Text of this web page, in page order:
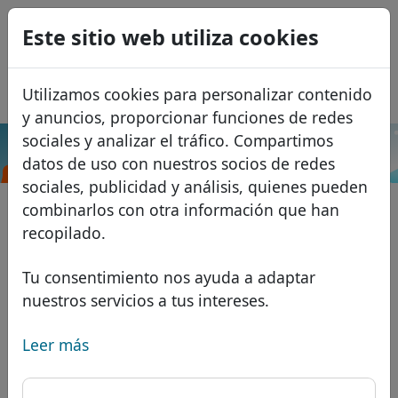
Este sitio web utiliza cookies
Utilizamos cookies para personalizar contenido
y anuncios, proporcionar funciones de redes
sociales y analizar el tráfico. Compartimos
datos de uso con nuestros socios de redes
sociales, publicidad y análisis, quienes pueden
combinarlos con otra información que han
recopilado.
Tu consentimiento nos ayuda a adaptar
nuestros servicios a tus intereses.
Leer más
Dominios
Base de datos de dominios
Dominios africanos
Dominios asiáticos
Dominios europeos
Dominios de Oriente Medio
Dominios norteamericanos
Lista de precios
Descuentos
Transferir
Buscar
Servicios
Protección de ID
Alojamiento DNS
WHOIS
USD
EUR
GBP
Français
Italiano
Português
Română
Eesti
.host Buscar